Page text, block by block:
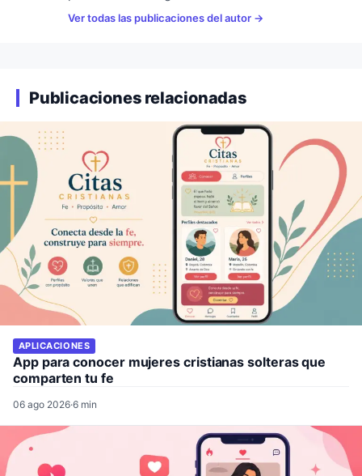
Ver todas las publicaciones del autor
Publicaciones relacionadas
APLICACIONES
App para conocer mujeres cristianas solteras que
comparten tu fe
06 ago 2026·6 min